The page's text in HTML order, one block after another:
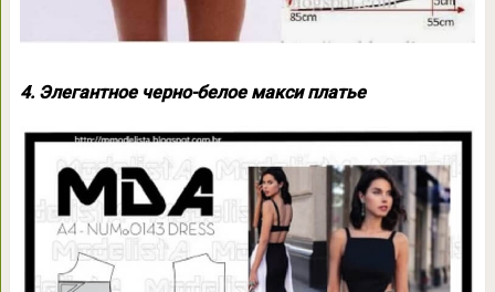
4. Элегантное черно-белое макси платье